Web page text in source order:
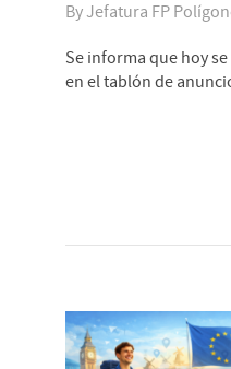
ByJefatura FP
Se informa que hoy
en el tablón de